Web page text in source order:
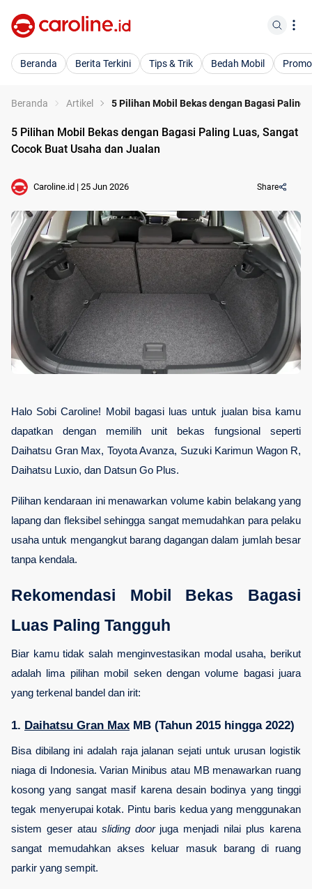
Beranda Berita Terkini Tips & Trik Bedah Mobil Promo
Beranda Artikel 5 Pilihan Mobil Bekas dengan Bagasi Paling
5 Pilihan Mobil Bekas dengan Bagasi Paling Luas, Sangat
Cocok Buat Usaha dan Jualan
Caroline.id | 25 Jun 2026 Share
Halo Sobi Caroline! Mobil bagasi luas untuk jualan bisa kamu
dapatkan dengan memilih unit bekas fungsional seperti
Daihatsu Gran Max, Toyota Avanza, Suzuki Karimun Wagon R,
Daihatsu Luxio, dan Datsun Go Plus.
Pilihan kendaraan ini menawarkan volume kabin belakang yang
lapang dan fleksibel sehingga sangat memudahkan para pelaku
usaha untuk mengangkut barang dagangan dalam jumlah besar
tanpa kendala.
Rekomendasi Mobil Bekas Bagasi
Luas Paling Tangguh
Biar kamu tidak salah menginvestasikan modal usaha, berikut
adalah lima pilihan mobil seken dengan volume bagasi juara
yang terkenal bandel dan irit:
1. Daihatsu Gran Max MB (Tahun 2015 hingga 2022)
Bisa dibilang ini adalah raja jalanan sejati untuk urusan logistik
niaga di Indonesia. Varian Minibus atau MB menawarkan ruang
kosong yang sangat masif karena desain bodinya yang tinggi
tegak menyerupai kotak. Pintu baris kedua yang menggunakan
sistem geser atau sliding door juga menjadi nilai plus karena
sangat memudahkan akses keluar masuk barang di ruang
parkir yang sempit.